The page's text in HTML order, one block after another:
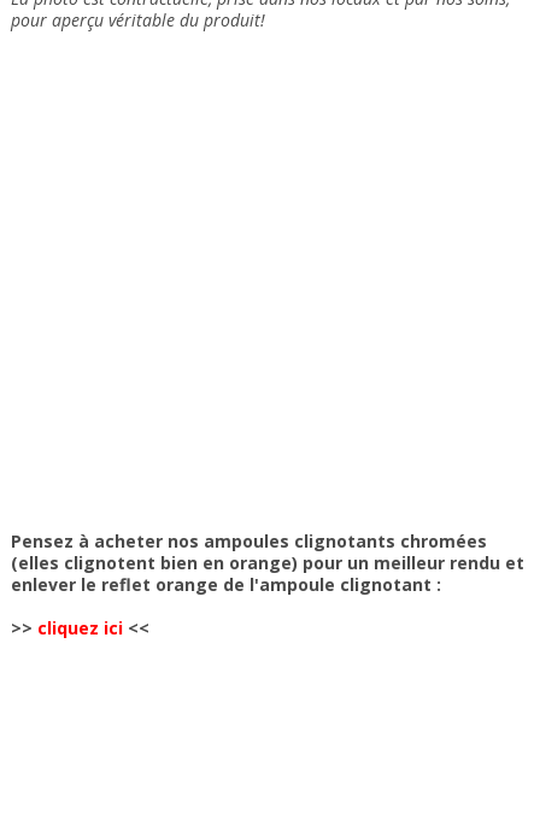
pour aperçu véritable du produit!
Pensez à acheter nos ampoules clignotants chromées
(elles clignotent bien en orange) pour un meilleur rendu et
enlever le reflet orange de l'ampoule clignotant :
>> cliquez ici <<